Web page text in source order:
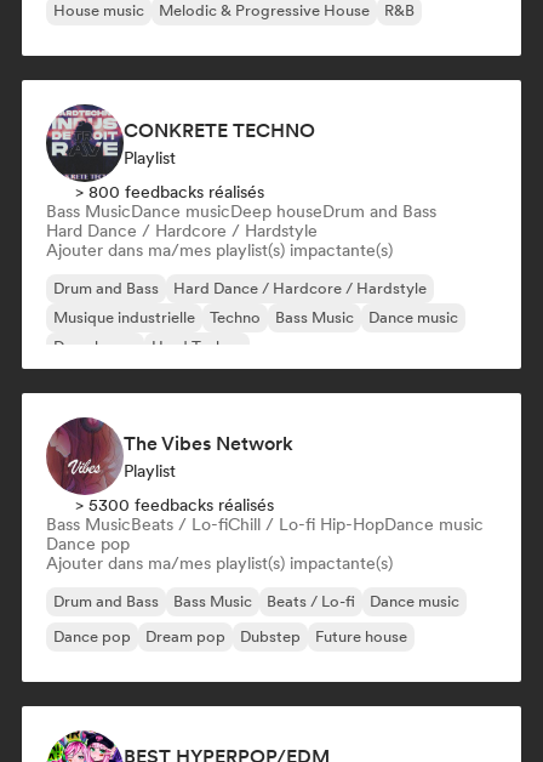
House music
Melodic & Progressive House R&B
CONKRETE TECHNO
Playlist
> 800 feedbacks réalisés
Bass MusicDance musicDeep houseDrum and Bass
Hard Dance / Hardcore / Hardstyle
Ajouter dans ma/mes playlist(s) impactante(s)
Drum and Bass
Hard Dance / Hardcore / Hardstyle
Musique industrielle
Techno Bass Music
Dance music
Deep house
Hard Techno
The Vibes Network
Playlist
> 5300 feedbacks réalisés
Bass MusicBeats / Lo-fiChill / Lo-fi Hip-HopDance music
Dance pop
Ajouter dans ma/mes playlist(s) impactante(s)
Drum and Bass Bass Music Beats / Lo-fi
Dance music
Dance pop
Dream pop Dubstep Future house
BEST HYPERPOP/EDM